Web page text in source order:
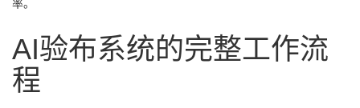
率。
AI验布系统的完整工作流
程